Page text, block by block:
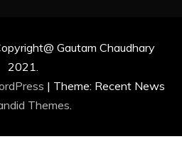
Gautam Chaudhary
2021.
| Theme: Recent News
Themes.